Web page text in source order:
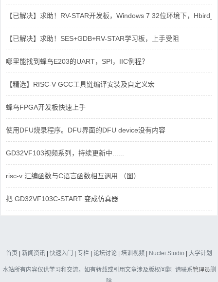
【已解决】求助！RV-STAR开发板，Windows 7 32位环境下，
【已解决】求助！SES+GDB+RV-STAR学习板，上手受阻
哪里能找到蜂鸟E203的UART，SPI，IIC例程？
【精选】RISC-V GCC工具链编译安装及自定义宏
蜂鸟FPGA开发板快速上手
使用DFU烧录程序。DFU界面的DFU device没有内容
GD32VF103视频系列，持续更新中......
risc-v 汇编函数与C语言函数相互调用 （图）
把 GD32VF103C-START 变成仿真器
首页 | 新闻资讯 | 快速入门 | 专栏 | 论坛讨论 | 培训视频 | Nuclei Studio | 大学计划
本站所有内容仅供学习和交流，如有转载或引用文章涉及版权问题_请联系管理员删